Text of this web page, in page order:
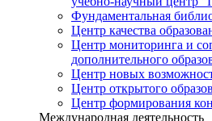
Фундаментальная
Центр качества
Центр мониторинга и
дополнительного
Центр новых
Центр открытого
Центр формирования
Международная деятельность